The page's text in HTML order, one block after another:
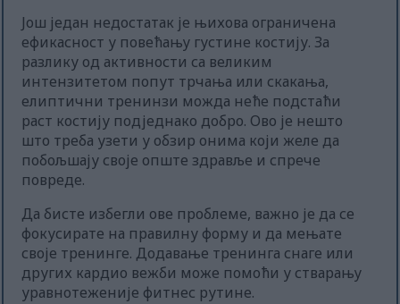
Још један недостатак је њихова ограничена
ефикасност у повећању густине костију. За
разлику од активности са великим
интензитетом попут трчања или скакања,
елиптични тренинзи можда неће подстаћи
раст костију подједнако добро. Ово је нешто
што треба узети у обзир онима који желе да
побољшају своје опште здравље и спрече
повреде.
Да бисте избегли ове проблеме, важно је да се
фокусирате на правилну форму и да мењате
своје тренинге. Додавање тренинга снаге или
других кардио вежби може помоћи у стварању
уравнотеженије фитнес рутине.